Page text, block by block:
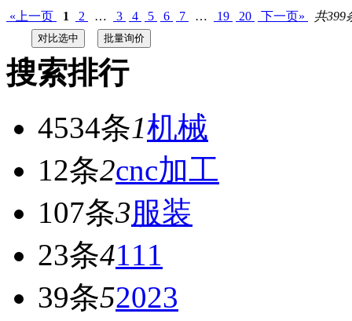
«上一页 1 2 … 3 4 5 6 7 … 19 20 下一页» 共399
搜索排行
4534条1机械
12条2cnc加工
107条3服装
23条4111
39条52023